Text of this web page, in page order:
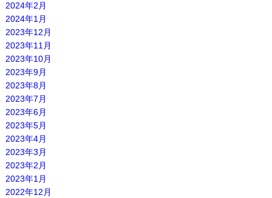
2024年2月
2024年1月
2023年12月
2023年11月
2023年10月
2023年9月
2023年8月
2023年7月
2023年6月
2023年5月
2023年4月
2023年3月
2023年2月
2023年1月
2022年12月